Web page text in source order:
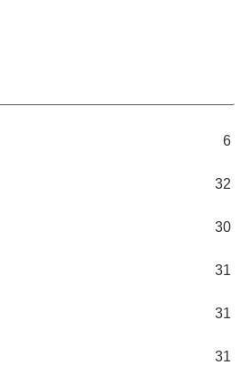
6
32
30
31
31
31